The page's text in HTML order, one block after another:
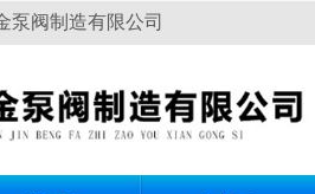
泵阀制造有限公司